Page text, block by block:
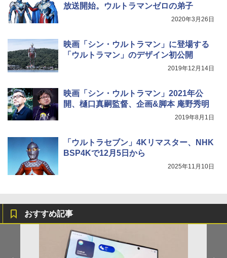
放送開始。ウルトラマンゼロの弟子
2020年3月26日
映画「シン・ウルトラマン」に登場する
「ウルトラマン」のデザイン初公開
2019年12月14日
映画「シン・ウルトラマン」2021年公
開、樋口真嗣監督、企画&脚本 庵野秀明
2019年8月1日
「ウルトラセブン」4Kリマスター、NHK
BSP4Kで12月5日から
2025年11月10日
おすすめ記事